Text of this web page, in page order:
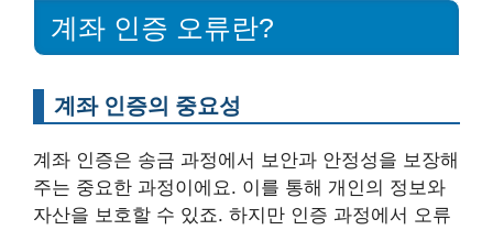
계좌 인증 오류란?
계좌 인증의 중요성
계좌 인증은 송금 과정에서 보안과 안정성을 보장해
주는 중요한 과정이에요. 이를 통해 개인의 정보와
자산을 보호할 수 있죠. 하지만 인증 과정에서 오류